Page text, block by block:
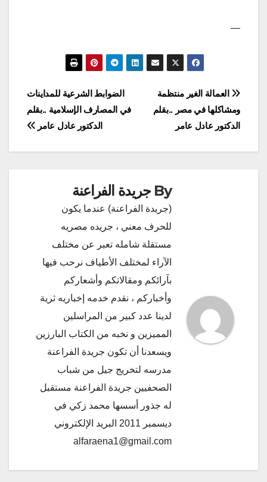
—
تصفّح
المقالات
الضوابط الشرعية للمداينات
في المصارف الإسلامية ..بقلم
الدكتور عادل عامر
العمالة الغير منتظمة
ومشاكلها في مصر ..بقلم
الدكتور عادل عامر
By جريدة الفراعنة
(جريدة الفراعنة) عندما يكون
للحرف معني ، جريده مصريه
مستقلة شامله تعبر عن مختلف
الآراء لمختلف الأطياف نرحب فيها
بآرائكم ومقالاتكم وأشعاركم
وأخباركم ، نقدم خدمه إخباريه ثرية
لدينا عدد كبير من المراسلين
المميزين و نخبه من الكتاب البارزين
ويسعدنا أن تكون جريدة الفراعنة
مدرسه لتخريج جيل من شباب
الصحفيين جريدة الفراعنة مستقبل
له جذور أسسها محمد زكي في
ديسمبر 2011 البريد الإلكتروني
alfaraena1@gmail.com